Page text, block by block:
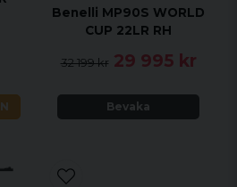
Benelli MP90S WORLD
CUP 22LR RH
32 199 kr 29 995 kr
Bevaka